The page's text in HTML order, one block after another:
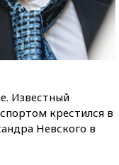
Известный
крестился в
Невского в